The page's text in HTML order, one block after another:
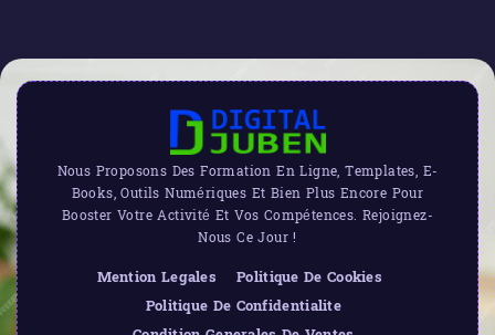
Nous Proposons Des Formation En Ligne, Templates, E-
Books, Outils Numériques Et Bien Plus Encore Pour
Booster Votre Activité Et Vos Compétences. Rejoignez-
Nous Ce Jour !
Mention Legales
Politique De Cookies
Politique De Confidentialite